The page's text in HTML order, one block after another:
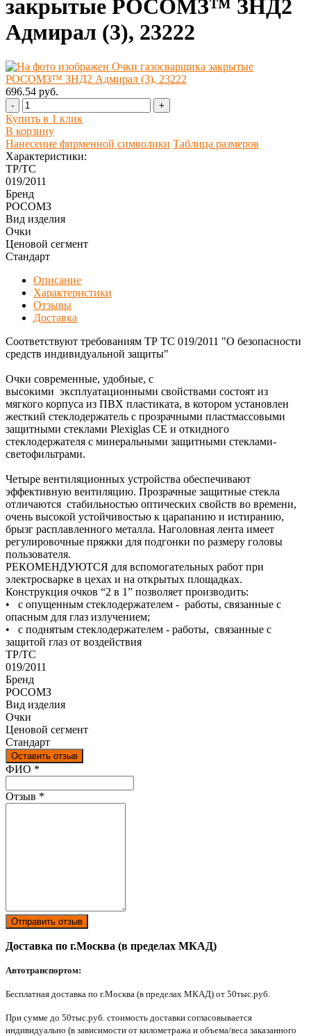
закрытые РОСОМЗ™ ЗНД2
Адмирал (3), 23222
696.54 руб.
- +
Купить в 1 клик
В корзину
Нанесение фирменной символики Таблица размеров
Характеристики:
ТР/ТС
019/2011
Бренд
РОСОМЗ
Вид изделия
Очки
Ценовой сегмент
Стандарт
Описание
Характеристики
Отзывы
Доставка
Соответствуют требованиям ТР ТС 019/2011 "О безопасности
средств индивидуальной защиты"
Очки современные, удобные, с
высокими эксплуатационными свойствами состоят из
мягкого корпуса из ПВХ пластиката, в котором установлен
жесткий стеклодержатель с прозрачными пластмассовыми
защитными стеклами Plexiglas CE и откидного
стеклодержателя с минеральными защитными стеклами-
светофильтрами.
Четыре вентиляционных устройства обеспечивают
эффективную вентиляцию. Прозрачные защитные стекла
отличаются стабильностью оптических свойств во времени,
очень высокой устойчивостью к царапанию и истиранию,
брызг расплавленного металла. Наголовная лента имеет
регулировочные пряжки для подгонки по размеру головы
пользователя.
РЕКОМЕНДУЮТСЯ для вспомогательных работ при
электросварке в цехах и на открытых площадках.
Конструкция очков “2 в 1” позволяет производить:
• с опущенным стеклодержателем - работы, связанные с
опасным для глаз излучением;
• с поднятым стеклодержателем - работы, связанные с
защитой глаз от воздействия
ТР/ТС
019/2011
Бренд
РОСОМЗ
Вид изделия
Очки
Ценовой сегмент
Стандарт
Оставить отзыв
Ваш отзыв был отправлен!
ФИО *
Отзыв *
Отправить отзыв
Доставка по г.Москва (в пределах МКАД)
Автотранспортом:
Бесплатная доставка по г.Москва (в пределах МКАД) от 50тыс.руб.
При сумме до 50тыс.руб. стоимость доставки согласовывается
индивидуально (в зависимости от километража и объема/веса заказанного